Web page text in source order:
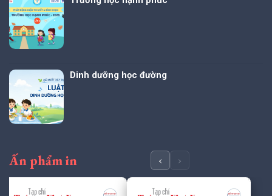
Dinh dưỡng học đường
Ấn phẩm in ‹ ›